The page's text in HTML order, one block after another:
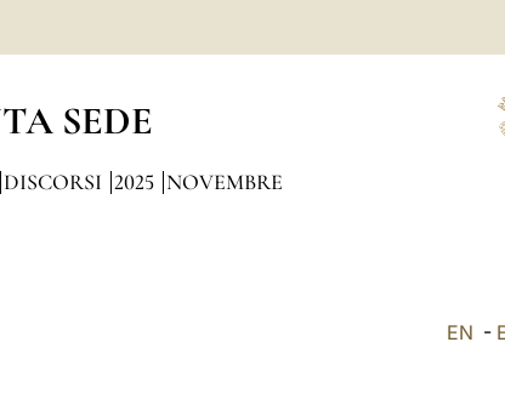
SEDE
DISCORSI 2025 NOVEMBRE
EN -